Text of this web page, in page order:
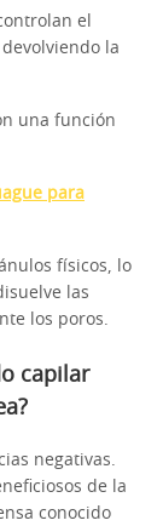
el
la
una función
para
físicos, lo
las
los poros.
capilar
negativas.
de la
conocido